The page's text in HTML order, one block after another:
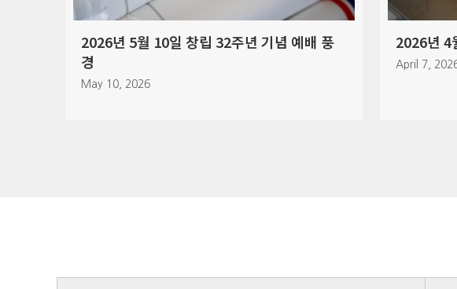
일 창립 32주년 기념 예배 풍 2026년 4월 5일 부활 주일 풍경